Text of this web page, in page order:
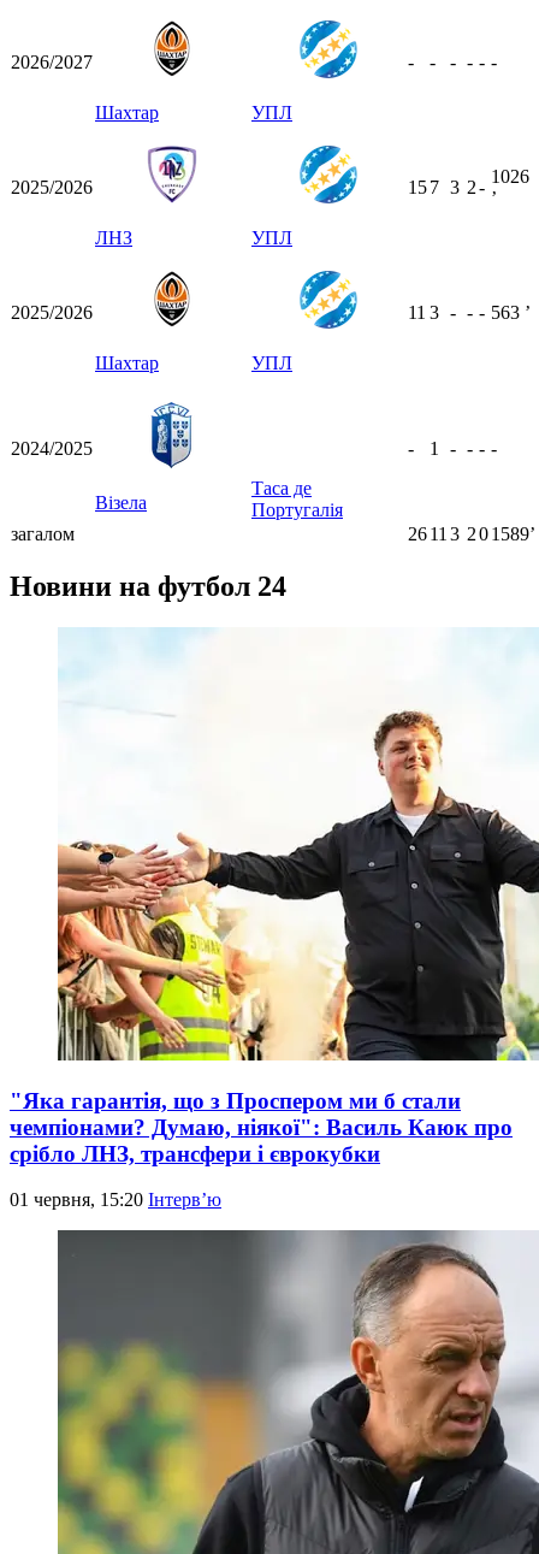
2026/2027
Шахтар УПЛ
- - - - - -
2025/2026
ЛНЗ УПЛ
157 3 2-
1026
ʼ
2025/2026
Шахтар УПЛ
11 3 - - - 563 ʼ
2024/2025
Візела
Таса де
Португалія
- 1 - - - -
загалом 2611 3 201589ʼ
Новини на футбол 24
"Яка гарантія, що з Проспером ми б стали
чемпіонами? Думаю, ніякої": Василь Каюк про
срібло ЛНЗ, трансфери і єврокубки
01 червня, 15:20 Інтерв’ю